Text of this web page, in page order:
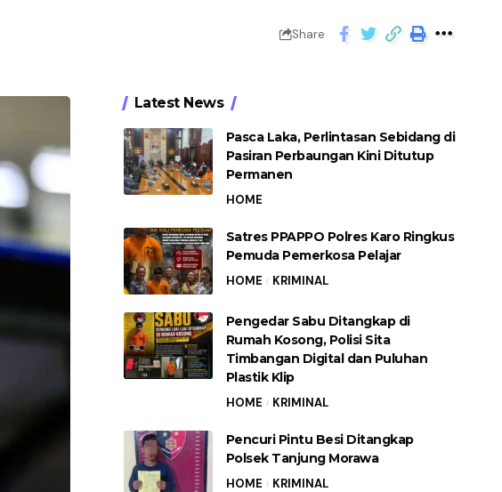
Share
Latest News
Pasca Laka, Perlintasan Sebidang di
Pasiran Perbaungan Kini Ditutup
Permanen
HOME
Satres PPAPPO Polres Karo Ringkus
Pemuda Pemerkosa Pelajar
HOME KRIMINAL
Pengedar Sabu Ditangkap di
Rumah Kosong, Polisi Sita
Timbangan Digital dan Puluhan
Plastik Klip
HOME KRIMINAL
Pencuri Pintu Besi Ditangkap
Polsek Tanjung Morawa
HOME KRIMINAL